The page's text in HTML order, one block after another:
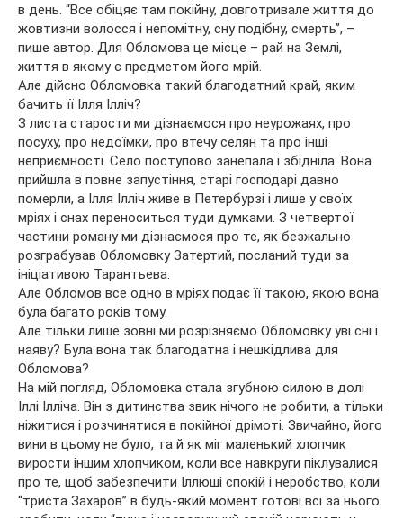
в день. “Все обіцяє там покійну, довготривале життя до
жовтизни волосся і непомітну, сну подібну, смерть”, –
пише автор. Для Обломова це місце – рай на Землі,
життя в якому є предметом його мрій.
Але дійсно Обломовка такий благодатний край, яким
бачить її Ілля Ілліч?
З листа старости ми дізнаємося про неурожаях, про
посуху, про недоїмки, про втечу селян та про інші
неприємності. Село поступово занепала і збідніла. Вона
прийшла в повне запустіння, старі господарі давно
померли, а Ілля Ілліч живе в Петербурзі і лише у своїх
мріях і снах переноситься туди думками. З четвертої
частини роману ми дізнаємося про те, як безжально
розграбував Обломовку Затертий, посланий туди за
ініціативою Тарантьева.
Але Обломов все одно в мріях подає її такою, якою вона
була багато років тому.
Але тільки лише зовні ми розрізняємо Обломовку уві сні і
наяву? Була вона так благодатна і нешкідлива для
Обломова?
На мій погляд, Обломовка стала згубною силою в долі
Іллі Ілліча. Він з дитинства звик нічого не робити, а тільки
ніжитися і розчинятися в покійної дрімоті. Звичайно, його
вини в цьому не було, та й як міг маленький хлопчик
вирости іншим хлопчиком, коли все навкруги піклувалися
про те, щоб забезпечити Іллюші спокій і неробство, коли
“триста Захаров” в будь-який момент готові всі за нього